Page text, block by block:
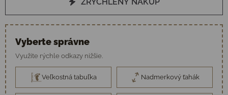
Vyberte správne
Využite rýchle odkazy nižšie.
Veľkostná tabuľka Nadmerkový ťahák